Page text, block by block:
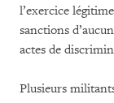
l’exercice
sanctions
actes de
Plusieurs